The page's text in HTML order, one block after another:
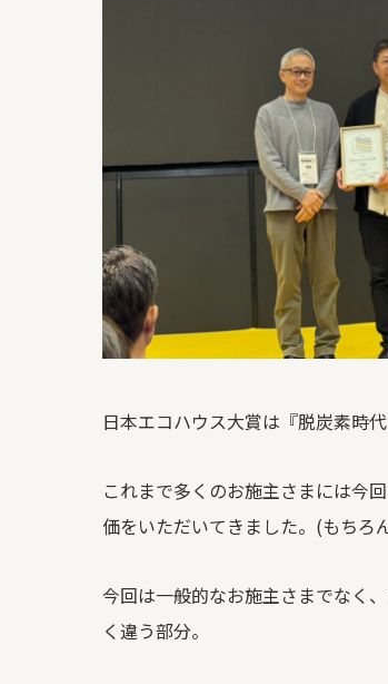
日本エコハウス大賞は『脱炭素時
これまで多くのお施主さまには今
価をいただいてきました。(もちろ
今回は一般的なお施主さまでなく
く違う部分。